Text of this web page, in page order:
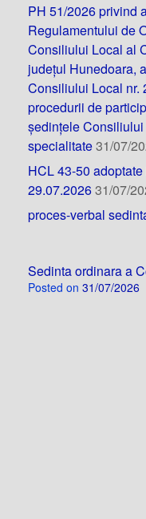
PH 51/2026 privind
Regulamentului de
Consiliului Local al
județul Hunedoara,
Consiliului Local nr.
procedurii de
ședințele
specialitate31/07/
HCL 43-50
29.07.202631/07/
proces-verbal
Sedinta ordinara a
Posted on 31/07/2026